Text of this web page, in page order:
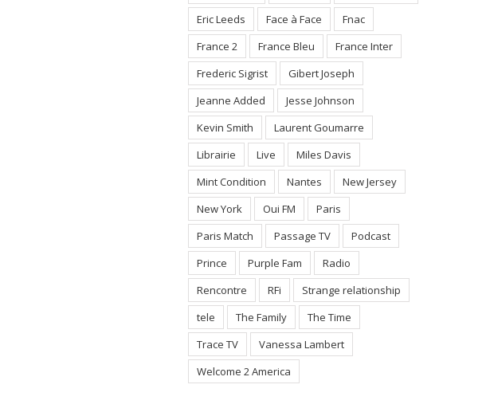
Eric Leeds
Face à Face
Fnac
France 2
France Bleu
France Inter
Frederic Sigrist
Gibert Joseph
Jeanne Added
Jesse Johnson
Kevin Smith
Laurent Goumarre
Librairie
Live
Miles Davis
Mint Condition
Nantes
New Jersey
New York
Oui FM
Paris
Paris Match
Passage TV
Podcast
Prince
Purple Fam
Radio
Rencontre
RFi
Strange relationship
tele
The Family
The Time
Trace TV
Vanessa Lambert
Welcome 2 America